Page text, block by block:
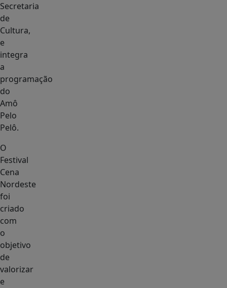
Secretaria
de
Cultura,
e
integra
a
programação
do
Amô
Pelo
Pelô.
O
Festival
Cena
Nordeste
foi
criado
com
o
objetivo
de
valorizar
e